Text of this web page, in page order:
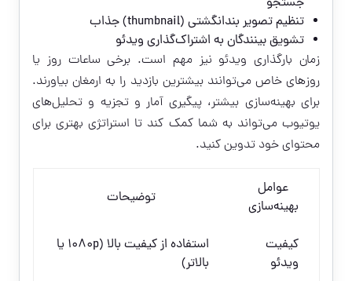
تنظیم تصویر بندانگشتی (thumbnail) جذاب
تشویق بینندگان به اشتراک‌گذاری ویدئو
زمان بارگذاری ویدئو نیز مهم است. برخی ساعات روز یا
روزهای خاص می‌توانند بیشترین بازدید را به ارمغان بیاورند.
برای بهینه‌سازی بیشتر، پیگیری آمار و تجزیه و تحلیل‌های
یوتیوب می‌تواند به شما کمک کند تا استراتژی بهتری برای
محتوای خود تدوین کنید.
عوامل
بهینه‌سازی
توضیحات
کیفیت
ویدئو
استفاده از کیفیت بالا (1080p یا
بالاتر)